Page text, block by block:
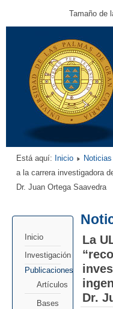
Tamaño de
Está aquí: Inicio Noticias
a la carrera investigadora
Dr. Juan Ortega Saavedra
Inicio
Investigación
Publicaciones
Artículos
Bases
La
Dr.